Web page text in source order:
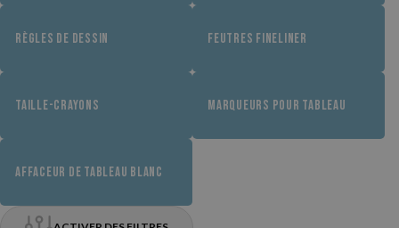
RÈGLES DE DESSIN FEUTRES FINELINER
TAILLE-CRAYONS MARQUEURS POUR TABLEAU
AFFACEUR DE TABLEAU BLANC